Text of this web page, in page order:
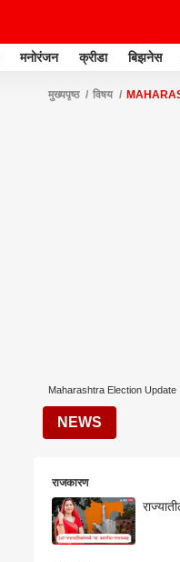
मनोरंजन क्रीडा बिझनेस
मुख्यपृष्ठ विषय
Maharashtra Election Update
NEWS
राजकारण